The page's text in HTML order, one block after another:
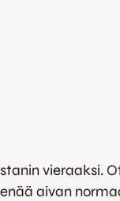
vieraaksi.
aivan